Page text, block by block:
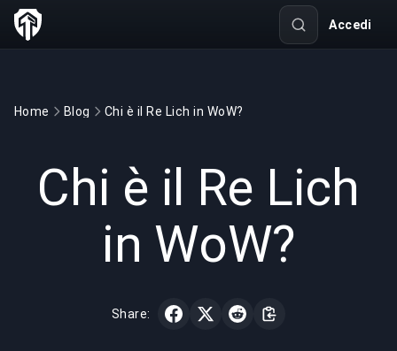
Accedi
Home Blog Chi è il Re Lich in WoW?
Chi è il Re Lich
in WoW?
Share: